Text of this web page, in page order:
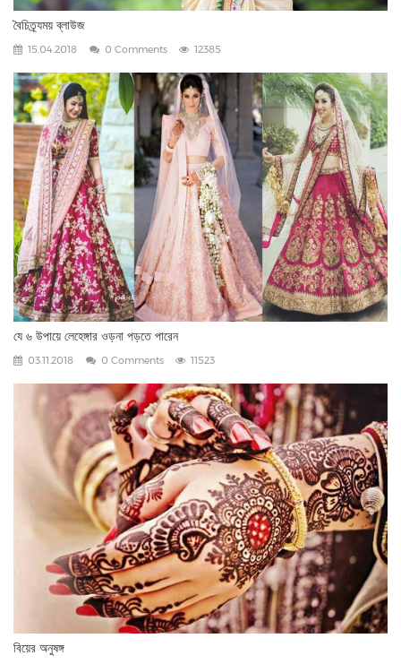
বৈচিত্র্যময় ব্লাউজ
15.04.2018 0 Comments 12385
যে ৬ উপায়ে লেহেঙ্গার ওড়না পড়তে পারেন
03.11.2018 0 Comments 11523
বিয়ের অনুষঙ্গ